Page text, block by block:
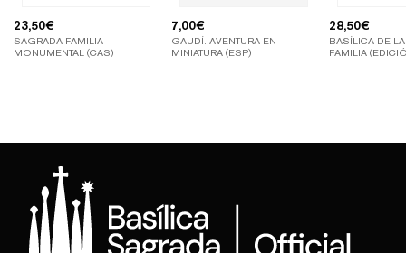
23,50€
SAGRADA FAMILIA
MONUMENTAL (CAS)
7,00€
GAUDÍ. AVENTURA EN
MINIATURA (ESP)
28,50€
BASÍLICA DE
FAMILIA